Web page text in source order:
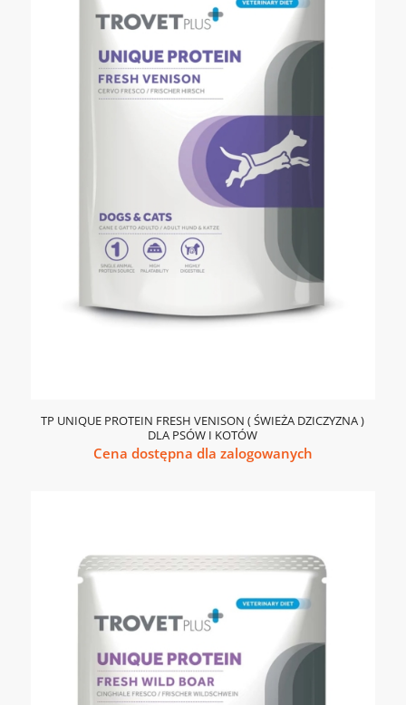
TP UNIQUE PROTEIN FRESH VENISON ( ŚWIEŻA DZICZYZNA )
DLA PSÓW I KOTÓW
Cena dostępna dla zalogowanych